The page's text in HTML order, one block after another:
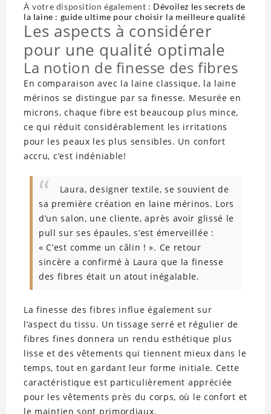
À votre disposition également : Dévoilez les secrets de
la laine : guide ultime pour choisir la meilleure qualité
Les aspects à considérer
pour une qualité optimale
La notion de finesse des fibres
En comparaison avec la laine classique, la laine
mérinos se distingue par sa finesse. Mesurée en
microns, chaque fibre est beaucoup plus mince,
ce qui réduit considérablement les irritations
pour les peaux les plus sensibles. Un confort
accru, c’est indéniable!
Laura, designer textile, se souvient de
sa première création en laine mérinos. Lors
d’un salon, une cliente, après avoir glissé le
pull sur ses épaules, s’est émerveillée :
« C’est comme un câlin ! ». Ce retour
sincère a confirmé à Laura que la finesse
des fibres était un atout inégalable.
La finesse des fibres influe également sur
l’aspect du tissu. Un tissage serré et régulier de
fibres fines donnera un rendu esthétique plus
lisse et des vêtements qui tiennent mieux dans le
temps, tout en gardant leur forme initiale. Cette
caractéristique est particulièrement appréciée
pour les vêtements près du corps, où le confort et
le maintien sont primordiaux.